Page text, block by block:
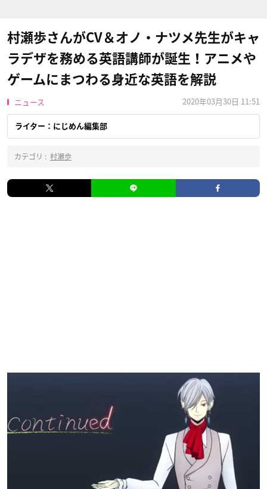
村瀬歩さんがCV＆オノ・ナツメ先生がキャ
ラデザを務める英語講師が誕生！アニメや
ゲームにまつわる身近な英語を解説
ニュース 2020年03月30日 11:51
ライター：にじめん編集部
カテゴリ : 村瀬歩